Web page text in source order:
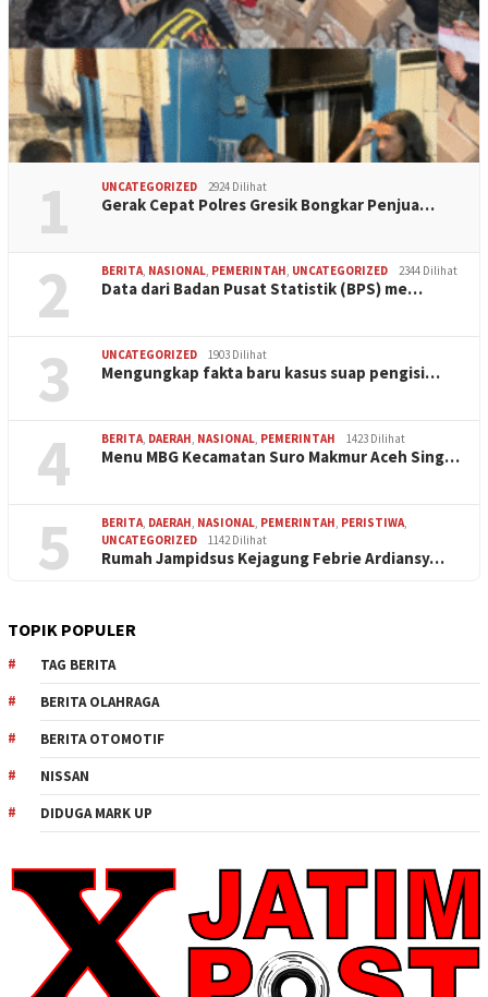
1 UNCATEGORIZED 2924 Dilihat
Gerak Cepat Polres Gresik Bongkar Penjua…
2 BERITA NASIONAL PEMERINTAH UNCATEGORIZED 2344 Dilihat
Data dari Badan Pusat Statistik (BPS) me…
3 UNCATEGORIZED 1903 Dilihat
Mengungkap fakta baru kasus suap pengisi…
4 BERITA DAERAH NASIONAL PEMERINTAH 1423 Dilihat
Menu MBG Kecamatan Suro Makmur Aceh Sing…
5 BERITA DAERAH NASIONAL PEMERINTAH PERISTIWA
UNCATEGORIZED
1142 Dilihat
Rumah Jampidsus Kejagung Febrie Ardiansy…
TOPIK POPULER
TAG BERITA
BERITA OLAHRAGA
BERITA OTOMOTIF
NISSAN
DIDUGA MARK UP